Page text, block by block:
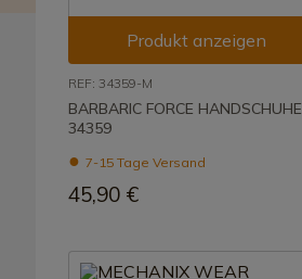
Produkt anzeigen
REF: 34359-M
BARBARIC FORCE HANDSCHUHE
34359
7-15 Tage Versand
45,90 €